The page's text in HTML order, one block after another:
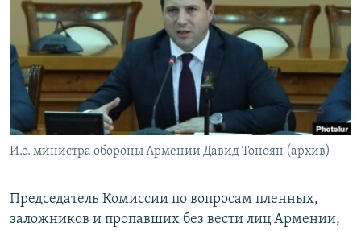
АРХИВ
Հայերեն
English
Русский
Все сайты Радио Азатутюн
И.о. министра обороны Армении Давид Тоноян (архив)
Председатель Комиссии по вопросам пленных,
заложников и пропавших без вести лиц Армении,